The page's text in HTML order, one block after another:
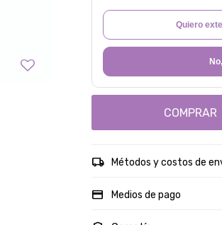
Quiero
COMPRAR
Métodos y costos de
Medios de pago